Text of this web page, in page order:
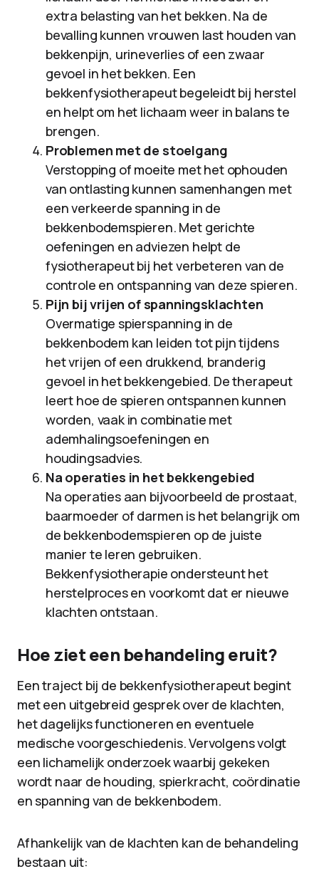
extra belasting van het bekken. Na de
bevalling kunnen vrouwen last houden van
bekkenpijn, urineverlies of een zwaar
gevoel in het bekken. Een
bekkenfysiotherapeut begeleidt bij herstel
en helpt om het lichaam weer in balans te
brengen.
Problemen met de stoelgang
Verstopping of moeite met het ophouden
van ontlasting kunnen samenhangen met
een verkeerde spanning in de
bekkenbodemspieren. Met gerichte
oefeningen en adviezen helpt de
fysiotherapeut bij het verbeteren van de
controle en ontspanning van deze spieren.
Pijn bij vrijen of spanningsklachten
Overmatige spierspanning in de
bekkenbodem kan leiden tot pijn tijdens
het vrijen of een drukkend, branderig
gevoel in het bekkengebied. De therapeut
leert hoe de spieren ontspannen kunnen
worden, vaak in combinatie met
ademhalingsoefeningen en
houdingsadvies.
Na operaties in het bekkengebied
Na operaties aan bijvoorbeeld de prostaat,
baarmoeder of darmen is het belangrijk om
de bekkenbodemspieren op de juiste
manier te leren gebruiken.
Bekkenfysiotherapie ondersteunt het
herstelproces en voorkomt dat er nieuwe
klachten ontstaan.
Hoe ziet een behandeling eruit?
Een traject bij de bekkenfysiotherapeut begint
met een uitgebreid gesprek over de klachten,
het dagelijks functioneren en eventuele
medische voorgeschiedenis. Vervolgens volgt
een lichamelijk onderzoek waarbij gekeken
wordt naar de houding, spierkracht, coördinatie
en spanning van de bekkenbodem.
Afhankelijk van de klachten kan de behandeling
bestaan uit: